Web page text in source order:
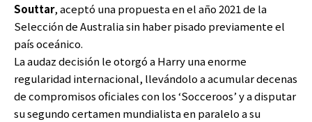
Souttar, aceptó una propuesta en el año 2021 de la
Selección de Australia sin haber pisado previamente el
país oceánico.
La audaz decisión le otorgó a Harry una enorme
regularidad internacional, llevándolo a acumular decenas
de compromisos oficiales con los ‘Socceroos’ y a disputar
su segundo certamen mundialista en paralelo a su